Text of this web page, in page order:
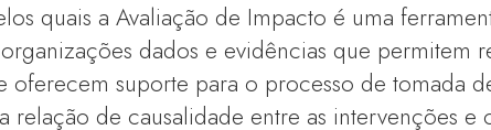
quais a Avaliação de Impacto é uma
dados e evidências que permitem
oferecem suporte para o processo de tomada
relação de causalidade entre as intervenções e